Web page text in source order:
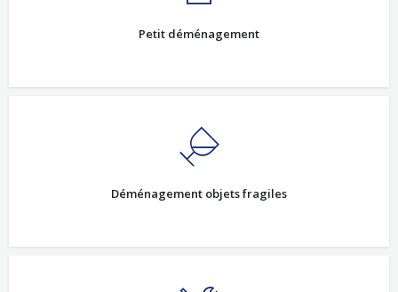
Petit déménagement
Déménagement objets fragiles